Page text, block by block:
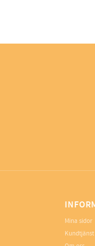
Mina sidor
Kundtjänst